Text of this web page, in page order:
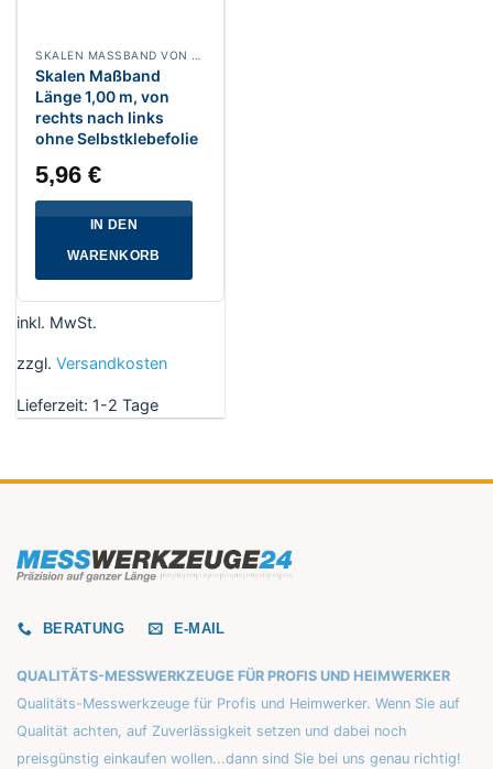
Skalen Maßband
Länge 1,00 m, von
rechts nach links
ohne Selbstklebefolie
5,96€
IN DEN
WARENKORB
inkl. MwSt.
zzgl. Versandkosten
Lieferzeit: 1-2 Tage
BERATUNG E-MAIL
QUALITÄTS-MESSWERKZEUGE FÜR PROFIS UND HEIMWERKER
Qualitäts-Messwerkzeuge für Profis und Heimwerker. Wenn Sie auf
Qualität achten, auf Zuverlässigkeit setzen und dabei noch
preisgünstig einkaufen wollen...dann sind Sie bei uns genau richtig!